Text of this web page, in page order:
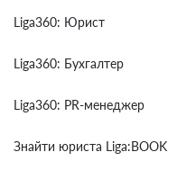
Liga360: Юрист
Liga360: Бухгалтер
Liga360: PR-менеджер
Знайти юриста Liga:BOOK